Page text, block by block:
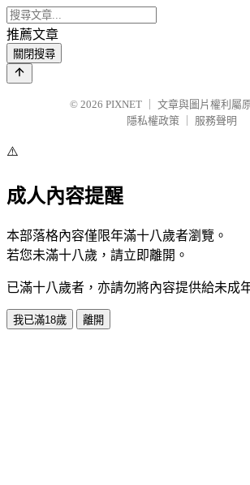
推薦文章
關閉搜尋
© 2026 PIXNET
文章與圖片權利屬
隱私權政策
服務聲明
⚠️
成人內容提醒
本部落格內容僅限年滿十八歲者瀏覽。
若您未滿十八歲，請立即離開。
已滿十八歲者，亦請勿將內容提供給未成
我已滿18歲 離開